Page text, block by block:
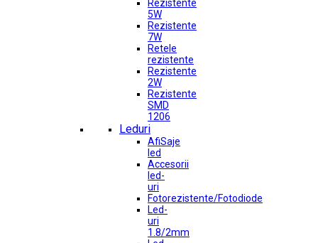
Rezistente
5W
Rezistente
7W
Retele
rezistente
Rezistente
2W
Rezistente
SMD
1206
Leduri
AfiSaje
led
Accesorii
led-
uri
Fotorezistente/Fotodiode
Led-
uri
1.8/2mm